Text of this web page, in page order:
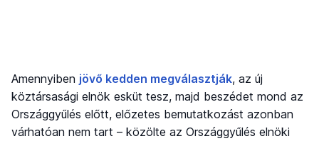
Amennyiben jövő kedden megválasztják, az új
köztársasági elnök esküt tesz, majd beszédet mond az
Országgyűlés előtt, előzetes bemutatkozást azonban
várhatóan nem tart – közölte az Országgyűlés elnöki